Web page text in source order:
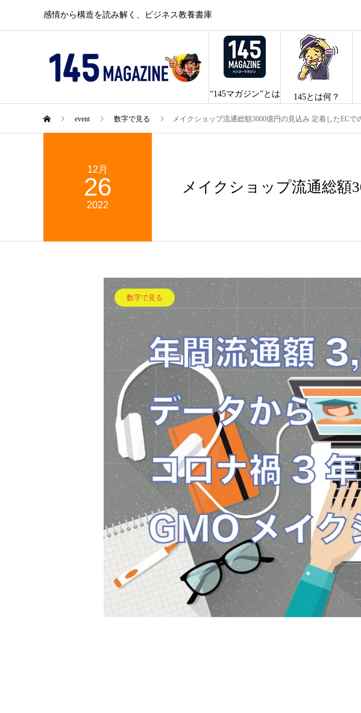
感情から構造を読み解く、ビジネス教養書庫
“145マガジン”とは 145とは何？
event 数字で見る メイクショップ流通総額3000億円の見込み 定着したECで
12月
26
2022
メイクショップ流通総額
数字で見る